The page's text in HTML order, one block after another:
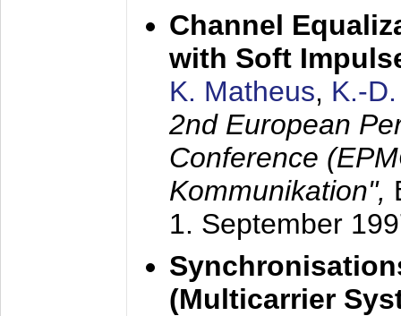
Channel
with Soft
K. Matheus, K.-
2nd European
Conference
Kommunikation",
1. September
(Multicarrier